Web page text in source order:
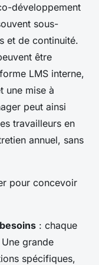
développement
sous-
et de continuité.
être
LMS interne,
une mise à
peut ainsi
travailleurs en
annuel, sans
pour concevoir
: chaque
grande
spécifiques,